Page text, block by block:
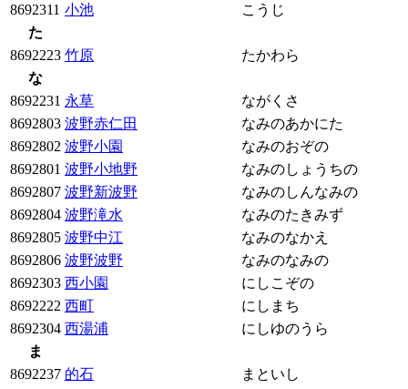
8692311 小池
こうじ
た
8692223 竹原
たかわら
な
8692231 永草
ながくさ
8692803 波野赤仁田
なみのあかにた
8692802 波野小園
なみのおぞの
8692801 波野小地野
なみのしょうちの
8692807 波野新波野
なみのしんなみの
8692804 波野滝水
なみのたきみず
8692805 波野中江
なみのなかえ
8692806 波野波野
なみのなみの
8692303 西小園
にしこぞの
8692222 西町
にしまち
8692304 西湯浦
にしゆのうら
ま
8692237 的石
まといし